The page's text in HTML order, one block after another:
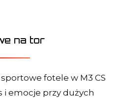
na tor
fotele w M3 CS
emocje przy dużych